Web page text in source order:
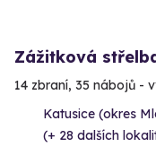
Zážitková
14 zbraní, 35 nábojů -
Katusice (okres
(+ 28 dalších